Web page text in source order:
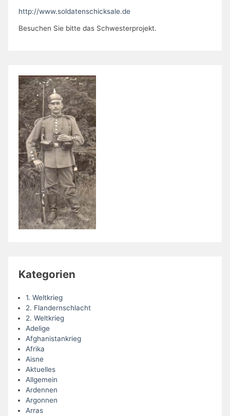
http://www.soldatenschicksale.de
Besuchen Sie bitte das Schwesterprojekt.
Kategorien
1. Weltkrieg
2. Flandernschlacht
2. Weltkrieg
Adelige
Afghanistankrieg
Afrika
Aisne
Aktuelles
Allgemein
Ardennen
Argonnen
Arras